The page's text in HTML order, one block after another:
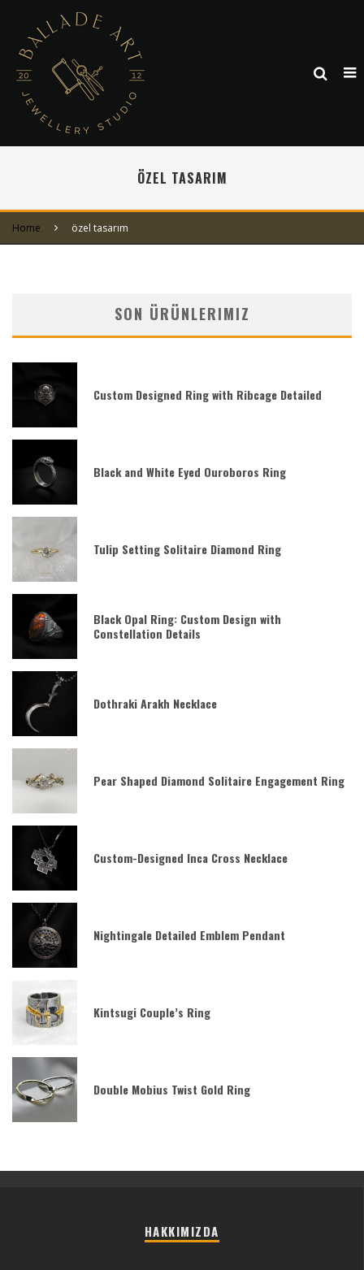
ÖZEL TASARIM
Home özel tasarım
SON ÜRÜNLERIMIZ
Custom Designed Ring with Ribcage Detailed
Black and White Eyed Ouroboros Ring
Tulip Setting Solitaire Diamond Ring
Black Opal Ring: Custom Design with
Constellation Details
Dothraki Arakh Necklace
Pear Shaped Diamond Solitaire Engagement Ring
Custom-Designed Inca Cross Necklace
Nightingale Detailed Emblem Pendant
Kintsugi Couple’s Ring
Double Mobius Twist Gold Ring
HAKKIMIZDA